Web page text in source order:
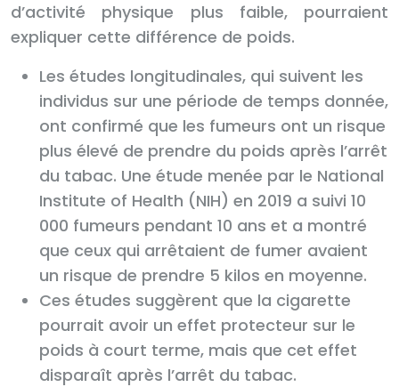
d’activité physique plus faible, pourraient
expliquer cette différence de poids.
Les études longitudinales, qui suivent les
individus sur une période de temps donnée,
ont confirmé que les fumeurs ont un risque
plus élevé de prendre du poids après l’arrêt
du tabac. Une étude menée par le National
Institute of Health (NIH) en 2019 a suivi 10
000 fumeurs pendant 10 ans et a montré
que ceux qui arrêtaient de fumer avaient
un risque de prendre 5 kilos en moyenne.
Ces études suggèrent que la cigarette
pourrait avoir un effet protecteur sur le
poids à court terme, mais que cet effet
disparaît après l’arrêt du tabac.